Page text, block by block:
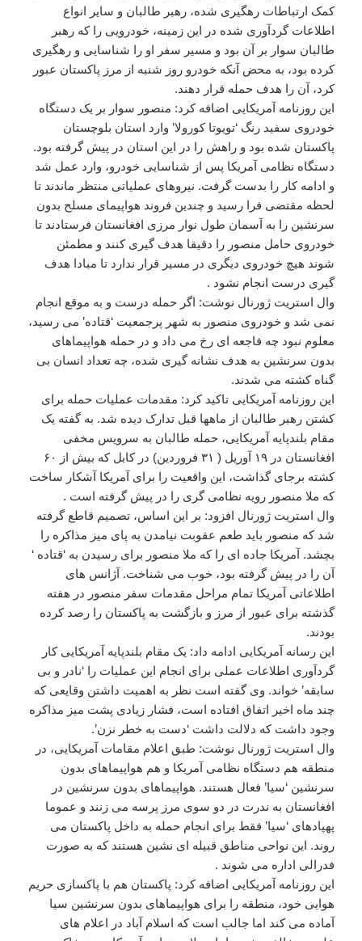
کمک ارتباطات رهگیری شده، رهبر طالبان و سایر انواع
اطلاعات گردآوری شده در این زمینه، خودرویی را که رهبر
طالبان سوار بر آن بود و مسیر سفر او را شناسایی و رهگیری
کرده بود، به محض آنکه خودرو روز شنبه از مرز پاکستان عبور
کرد، آن را هدف حمله قرار دهند.
این روزنامه آمریکایی اضافه کرد: منصور سوار بر یک دستگاه
خودروی سفید رنگ ‘تویوتا کورولا’ وارد استان بلوچستان
پاکستان شده بود و راهش را در این استان در پیش گرفته بود.
دستگاه نظامی آمریکا پس از شناسایی خودرو، وارد عمل شد
و ادامه کار را بدست گرفت. نیروهای عملیاتی منتظر ماندند تا
لحظه مقتضی فرا رسید و چندین فروند هواپیمای مسلح بدون
سرنشین را به آسمان طول نوار مرزی افغانستان فرستادند تا
خودروی حامل منصور را دقیقا هدف گیری کنند و مطمئن
شوند هیچ خودروی دیگری در مسیر قرار ندارد تا مبادا هدف
گیری درست انجام نشود .
وال استریت ژورنال نوشت: اگر حمله درست و به موقع انجام
نمی شد و خودروی منصور به شهر پرجمعیت ‘قتاده’ می رسید،
معلوم نبود چه فاجعه ای رخ می داد و در حمله هواپیماهای
بدون سرنشین به هدف نشانه گیری شده، چه تعداد انسان بی
گناه کشته می شدند.
این روزنامه آمریکایی تاکید کرد: مقدمات عملیات حمله برای
کشتن رهبر طالبان از ماهها قبل تدارک دیده شد. به گفته یک
مقام بلندپایه آمریکایی، حمله طالبان به سرویس مخفی
افغانستان در ۱۹ آوریل ( ۳۱ فروردین) در کابل که بیش از ۶۰
کشته برجای گذاشت، این واقعیت را برای آمریکا آشکار ساخت
که ملا منصور رویه نظامی گری را در پیش گرفته است .
وال استریت ژورنال افزود: بر این اساس، تصمیم قاطع گرفته
شد که منصور باید طعم عقوبت نیامدن به پای میز مذاکره را
بچشد. آمریکا جاده ای را که ملا منصور برای رسیدن به ‘قتاده ‘
آن را در پیش گرفته بود، خوب می شناخت. آژانس های
اطلاعاتی آمریکا تمام مراحل مقدمات سفر منصور در هفته
گذشته برای عبور از مرز و بازگشت به پاکستان را رصد کرده
بودند.
این رسانه آمریکایی ادامه داد: یک مقام بلندپایه آمریکایی کار
گردآوری اطلاعات عملی برای انجام این عملیات را ‘نادر و بی
سابقه’ خواند. وی گفته است نظر به اهمیت داشتن وقایعی که
چند ماه اخیر اتفاق افتاده است، فشار زیادی پشت میز مذاکره
وجود داشت که دلالت داشت ‘دست به خطر نزن’.
وال استریت ژورنال نوشت: طبق اعلام مقامات آمریکایی، در
منطقه هم دستگاه نظامی آمریکا و هم هواپیماهای بدون
سرنشین ‘سیا’ فعال هستند. هواپیماهای بدون سرنشین در
افغانستان به ندرت در دو سوی مرز پرسه می زنند و عموما
پهپادهای ‘سیا’ فقط برای انجام حمله به داخل پاکستان می
روند. این نواحی مناطق قبیله ای نشین هستند که به صورت
فدرالی اداره می شوند .
این روزنامه آمریکایی اضافه کرد: پاکستان هم با پاکسازی حریم
هوایی خود، منطقه را برای هواپیماهای بدون سرنشین سیا
آماده می کند اما جالب است که اسلام آباد در اعلام های